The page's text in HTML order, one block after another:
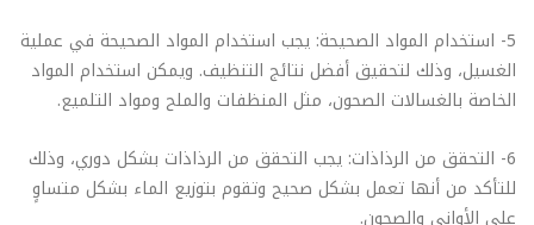
5- استخدام المواد الصحيحة: يجب استخدام المواد الصحيحة في عملية
الغسيل، وذلك لتحقيق أفضل نتائج التنظيف. ويمكن استخدام المواد
الخاصة بالغسالات الصحون، مثل المنظفات والملح ومواد التلميع.
6- التحقق من الرذاذات: يجب التحقق من الرذاذات بشكل دوري، وذلك
للتأكد من أنها تعمل بشكل صحيح وتقوم بتوزيع الماء بشكل متساوٍ
على الأواني والصحون.